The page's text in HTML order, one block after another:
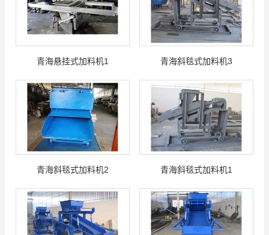
青海悬挂式加料机1 青海斜毯式加料机3
青海斜毯式加料机2 青海斜毯式加料机1